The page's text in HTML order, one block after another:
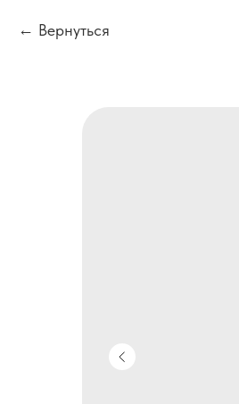
Вернуться